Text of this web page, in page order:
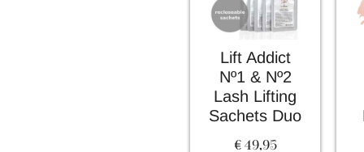
Lift Addict
Nº1 & Nº2
Lash Lifting
Sachets Duo
€49,95